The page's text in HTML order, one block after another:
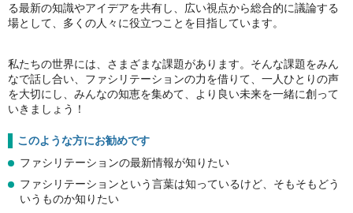
る最新の知識やアイデアを共有し、広い視点から総合的に議論する
場として、多くの人々に役立つことを目指しています。
私たちの世界には、さまざまな課題があります。そんな課題をみん
なで話し合い、ファシリテーションの力を借りて、一人ひとりの声
を大切にし、みんなの知恵を集めて、より良い未来を一緒に創って
いきましょう！
このような方にお勧めです
ファシリテーションの最新情報が知りたい
ファシリテーションという言葉は知っているけど、そもそもどう
いうものか知りたい